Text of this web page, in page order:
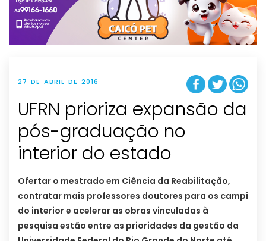
t
i
o
n
27 DE ABRIL DE 2016
UFRN prioriza expansão da
pós-graduação no
interior do estado
Ofertar o mestrado em Ciência da Reabilitação,
contratar mais professores doutores para os campi
do interior e acelerar as obras vinculadas à
pesquisa estão entre as prioridades da gestão da